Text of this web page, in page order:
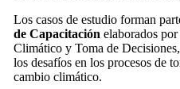
​​Los casos de estudio forman
de Capacitación​elaborados
Climático y Toma de
los desafíos en los procesos de
cambio climático.